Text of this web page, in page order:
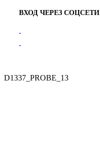
ВХОД ЧЕРЕЗ СОЦСЕТИ